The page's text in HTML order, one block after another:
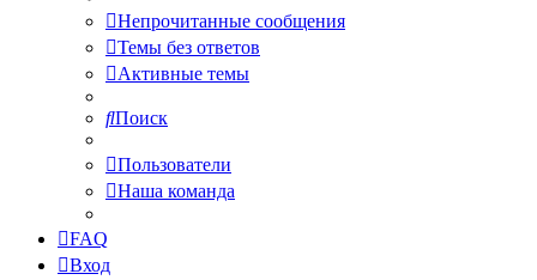
Непрочитанные сообщения
Темы без ответов
Активные темы
Поиск
Пользователи
Наша команда
FAQ
Вход